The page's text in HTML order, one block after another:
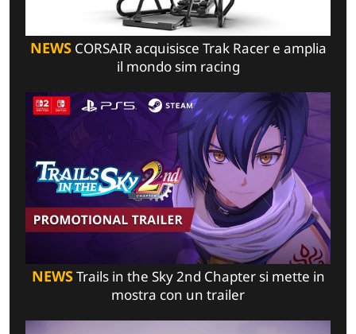
NEWSCORSAIR acquisisce Trak Racer e amplia
il mondo sim racing
NEWSTrails in the Sky 2nd Chapter si mette in
mostra con un trailer